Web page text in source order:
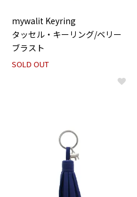
mywalit Keyring
タッセル・キーリング/ベリー
ブラスト
SOLD OUT